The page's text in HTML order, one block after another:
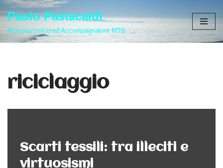
Vai
Paolo Pastacaldi
Attivista civico ed Accompagnatore MTB
riciclaggio
Scarti tessili: tra illeciti e
virtuosismi